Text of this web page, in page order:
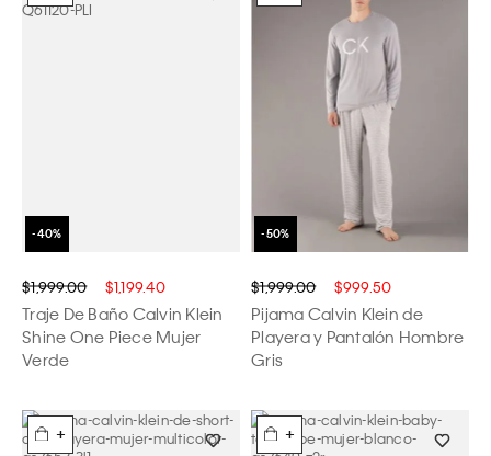
$1,999.00 $1,199.40
Traje De Baño Calvin Klein
Shine One Piece Mujer
Verde
$1,999.00 $999.50
Pijama Calvin Klein de
Playera y Pantalón Hombre
Gris
+ +